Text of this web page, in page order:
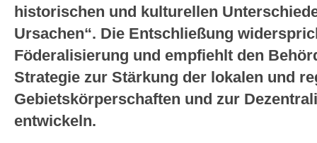
historischen und kulturellen
Ursachen“. Die Entschließung
Föderalisierung und empfiehlt den
Strategie zur Stärkung der lokalen und
Gebietskörperschaften und zur
entwickeln.